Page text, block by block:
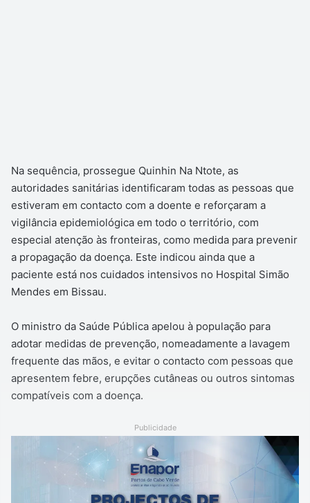
Na sequência, prossegue Quinhin Na Ntote, as
autoridades sanitárias identificaram todas as pessoas que
estiveram em contacto com a doente e reforçaram a
vigilância epidemiológica em todo o território, com
especial atenção às fronteiras, como medida para prevenir
a propagação da doença. Este indicou ainda que a
paciente está nos cuidados intensivos no Hospital Simão
Mendes em Bissau.
O ministro da Saúde Pública apelou à população para
adotar medidas de prevenção, nomeadamente a lavagem
frequente das mãos, e evitar o contacto com pessoas que
apresentem febre, erupções cutâneas ou outros sintomas
compatíveis com a doença.
Publicidade